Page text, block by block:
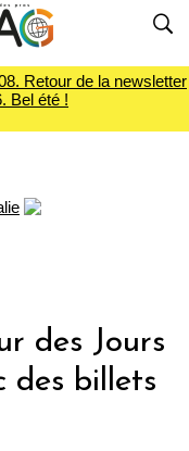
Retour de la newsletter
Bel été !
des Jours
des billets